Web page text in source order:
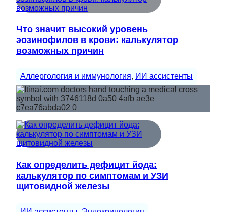
Что значит высокий уровень
эозинофилов в крови: калькулятор
возможных причин
Аллергология и иммунология, ИИ ассистенты
Как определить дефицит йода:
калькулятор по симптомам и УЗИ
щитовидной железы